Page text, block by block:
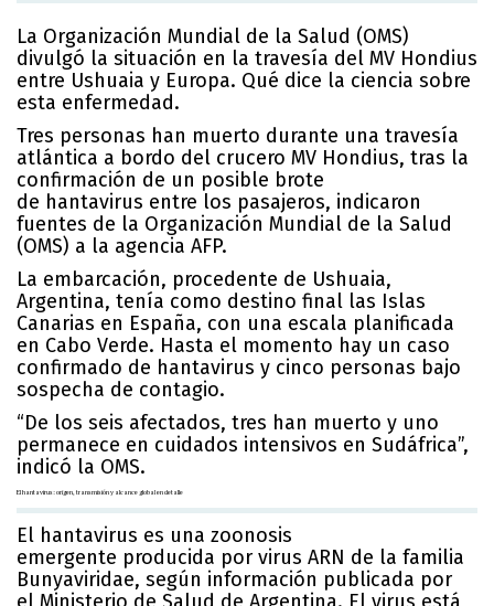
La Organización Mundial de la Salud (OMS)
divulgó la situación en la travesía del MV Hondius
entre Ushuaia y Europa. Qué dice la ciencia sobre
esta enfermedad.
Tres personas han muerto durante una travesía
atlántica a bordo del crucero MV Hondius, tras la
confirmación de un posible brote
de hantavirus entre los pasajeros, indicaron
fuentes de la Organización Mundial de la Salud
(OMS) a la agencia AFP.
La embarcación, procedente de Ushuaia,
Argentina, tenía como destino final las Islas
Canarias en España, con una escala planificada
en Cabo Verde. Hasta el momento hay un caso
confirmado de hantavirus y cinco personas bajo
sospecha de contagio.
“De los seis afectados, tres han muerto y uno
permanece en cuidados intensivos en Sudáfrica”,
indicó la OMS.
El hantavirus: origen, transmisión y alcance global en detalle
El hantavirus es una zoonosis
emergente producida por virus ARN de la familia
Bunyaviridae, según información publicada por